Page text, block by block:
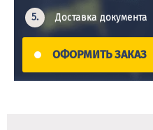
Доставка документа
ОФОРМИТЬ ЗАКАЗ